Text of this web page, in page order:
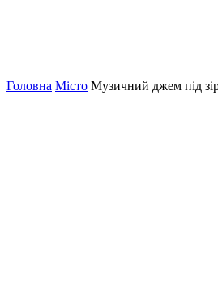
Головна Місто Музичний джем під